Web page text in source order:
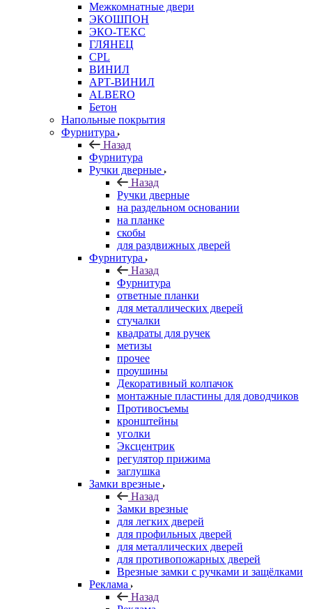
Межкомнатные двери
ЭКОШПОН
ЭКО-ТЕКС
ГЛЯНЕЦ
CPL
ВИНИЛ
АРТ-ВИНИЛ
ALBERO
Бетон
Напольные покрытия
Фурнитура
Назад
Фурнитура
Ручки дверные
Назад
Ручки дверные
на раздельном основании
на планке
скобы
для раздвижных дверей
Фурнитура
Назад
Фурнитура
ответные планки
для металлических дверей
стучалки
квадраты для ручек
метизы
прочее
проушины
Декоративный колпачок
монтажные пластины для доводчиков
Противосъемы
кронштейны
уголки
Эксцентрик
регулятор прижима
заглушка
Замки врезные
Назад
Замки врезные
для легких дверей
для профильных дверей
для металлических дверей
для противопожарных дверей
Врезные замки с ручками и защёлками
Реклама
Назад